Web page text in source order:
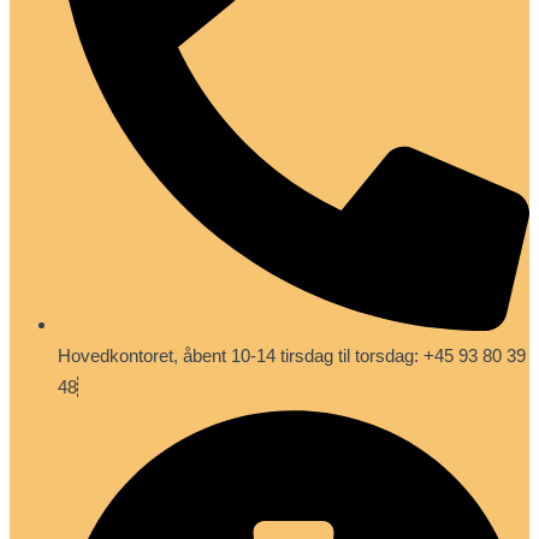
Hovedkontoret, åbent 10-14 tirsdag til torsdag: +45 93 80 39
48